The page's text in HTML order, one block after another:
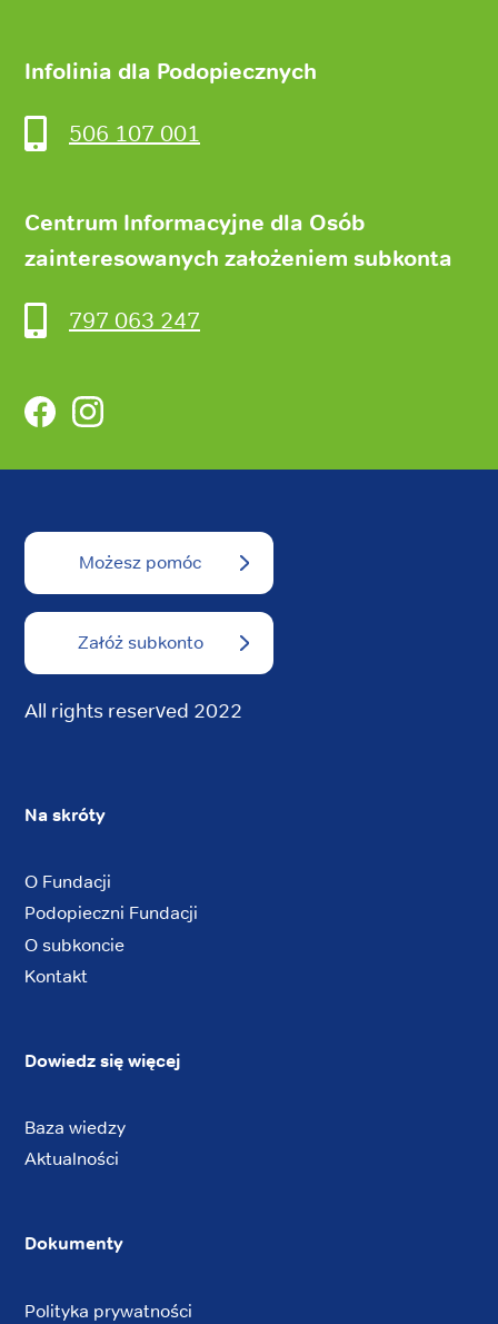
Infolinia dla Podopiecznych
506 107 001
Centrum Informacyjne dla Osób
zainteresowanych założeniem subkonta
797 063 247
FacebookInstagram
Możesz pomóc
Załóż subkonto
All rights reserved 2022
Na skróty
O Fundacji
Podopieczni Fundacji
O subkoncie
Kontakt
Dowiedz się więcej
Baza wiedzy
Aktualności
Dokumenty
Polityka prywatności